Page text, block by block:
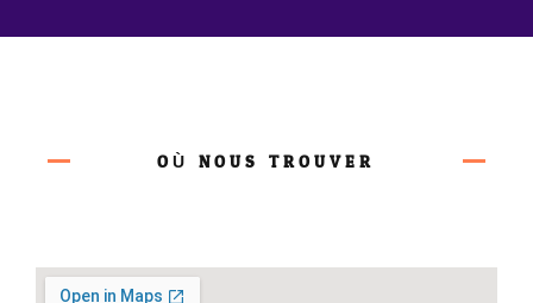
OÙ NOUS TROUVER